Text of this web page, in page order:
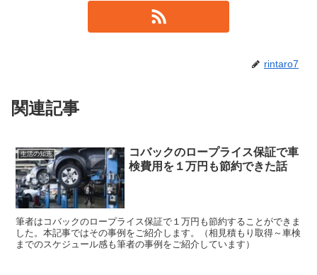
rintaro7
関連記事
生活の知恵
コバックのロープライス保証で車
検費用を１万円も節約できた話
筆者はコバックのロープライス保証で１万円も節約することができま
した。本記事ではその事例をご紹介します。（相見積もり取得～車検
までのスケジュール感も筆者の事例をご紹介しています）